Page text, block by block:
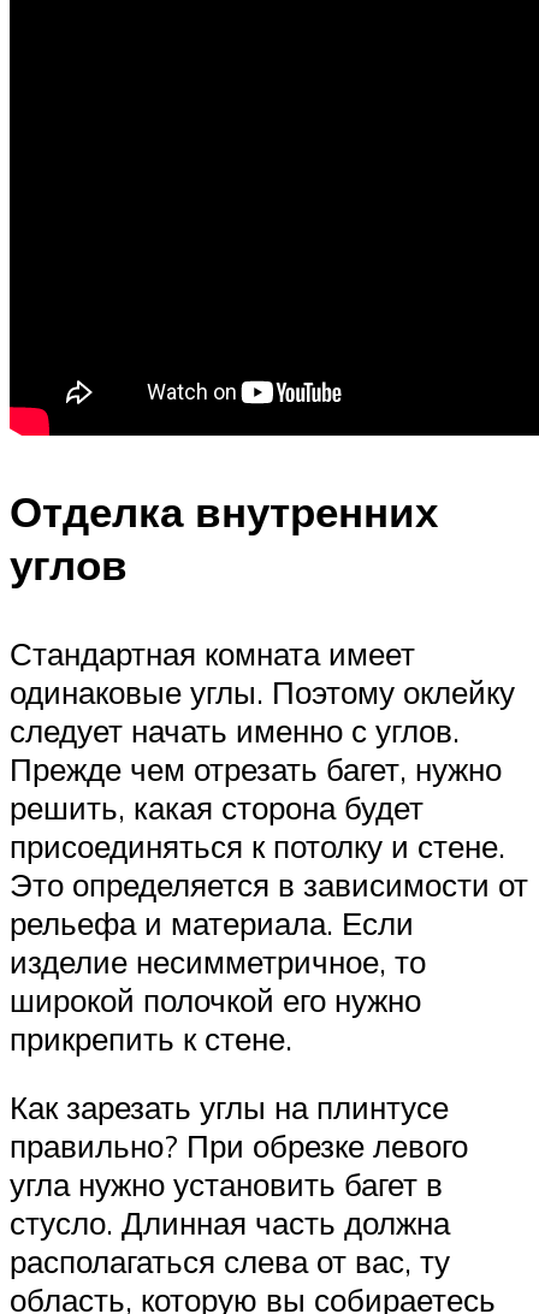
Отделка внутренних
углов
Стандартная комната имеет
одинаковые углы. Поэтому оклейку
следует начать именно с углов.
Прежде чем отрезать багет, нужно
решить, какая сторона будет
присоединяться к потолку и стене.
Это определяется в зависимости от
рельефа и материала. Если
изделие несимметричное, то
широкой полочкой его нужно
прикрепить к стене.
Как зарезать углы на плинтусе
правильно? При обрезке левого
угла нужно установить багет в
стусло. Длинная часть должна
располагаться слева от вас, ту
область, которую вы собираетесь